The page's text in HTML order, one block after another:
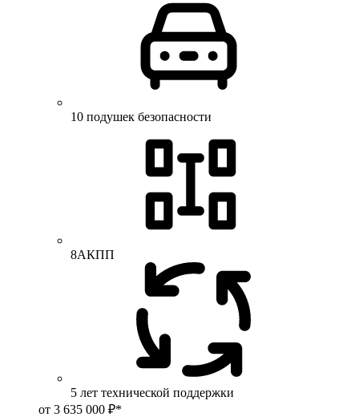
10 подушек безопасности
8АКПП
5 лет технической поддержки
от 3 635 000 ₽*